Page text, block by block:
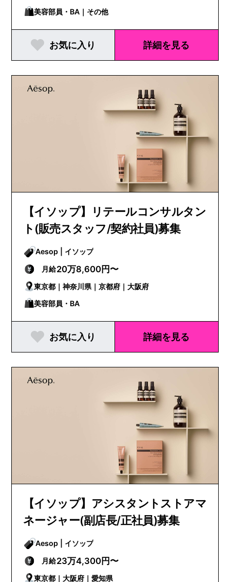
美容部員・BA｜その他
お気に入り 詳細を見る
【イソップ】リテールコンサルタン
ト(販売スタッフ/契約社員)募集
Aesop | イソップ
月給20万8,600円〜
東京都｜神奈川県｜京都府｜大阪府
美容部員・BA
お気に入り 詳細を見る
【イソップ】アシスタントストアマ
ネージャー(副店長/正社員)募集
Aesop | イソップ
月給23万4,300円〜
東京都｜大阪府｜愛知県